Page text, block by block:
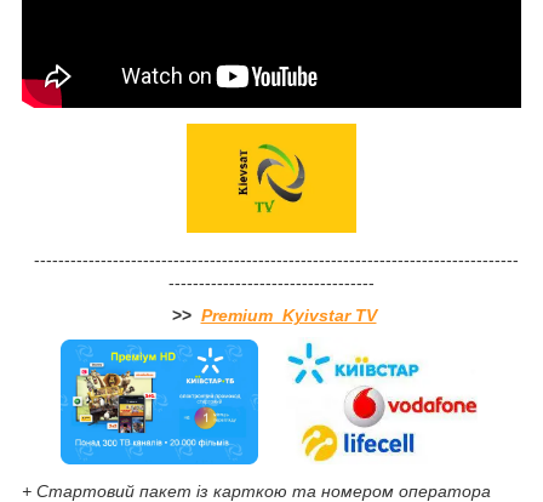
--------------------------------------------------------------------------------
----------------------------------
>> Premium Kyivstar TV
+ Стартовий пакет із карткою та номером оператора